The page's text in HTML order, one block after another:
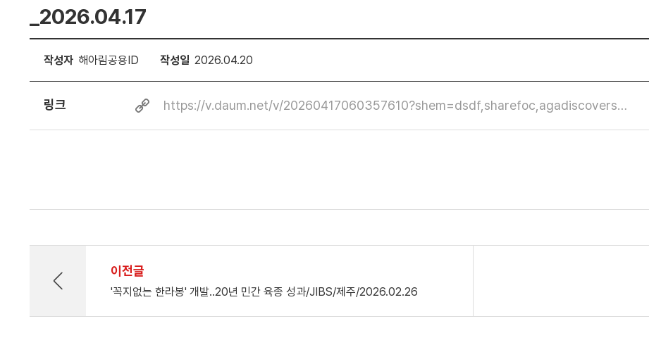
_2026.04.17
작성자 해아림공용ID 작성일 2026.04.20
링크 https://v.daum.net/v/20260417060357610?shem=dsdf,sharefoc,agadiscovers…
이전글
'꼭지없는 한라봉' 개발..20년 민간 육종 성과/JIBS/제주/2026.02.26